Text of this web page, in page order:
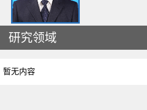
研究领域
暂无内容